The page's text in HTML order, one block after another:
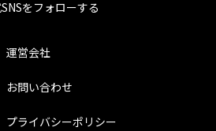
をフォローする
運営会社
お問い合わせ
プライバシーポリシー